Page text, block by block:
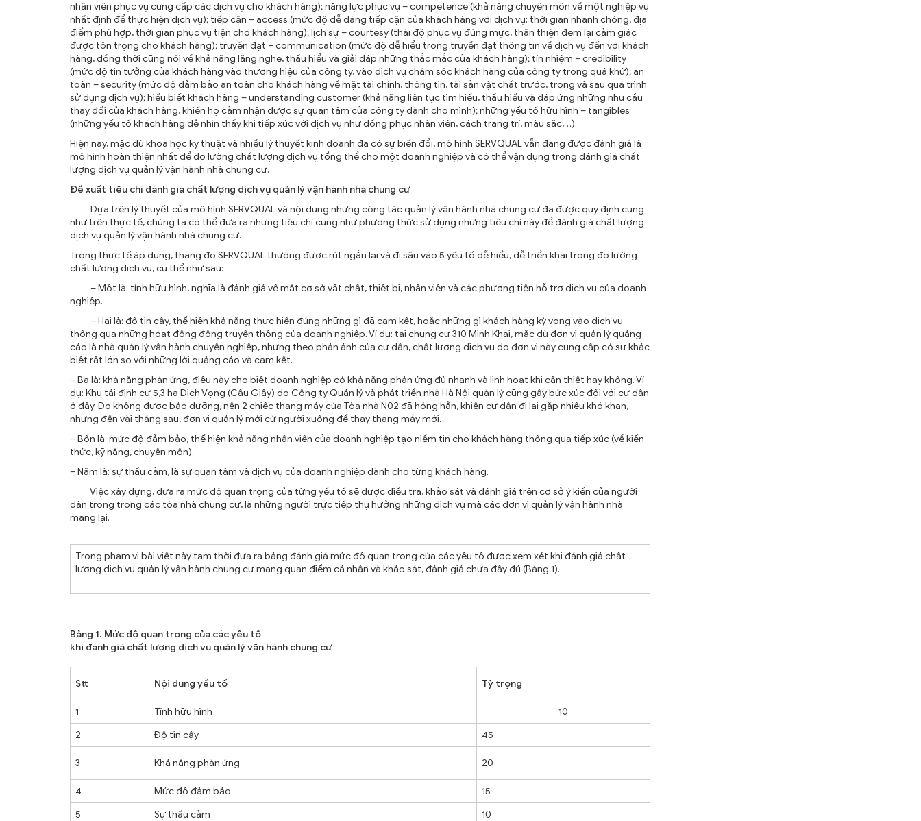
nhân viên phục vụ cung cấp các dịch vụ cho khách hàng); năng lực phục vụ – competence (khả năng chuyên môn về một nghiệp vụ
nhất định để thực hiện dịch vụ); tiếp cận – access (mức độ dễ dàng tiếp cận của khách hàng với dịch vụ: thời gian nhanh chóng, địa
điểm phù hợp, thời gian phục vụ tiện cho khách hàng); lịch sự – courtesy (thái độ phục vụ đúng mực, thân thiện đem lại cảm giác
được tôn trọng cho khách hàng); truyền đạt – communication (mức độ dễ hiểu trong truyền đạt thông tin về dịch vụ đến với khách
hàng, đồng thời cũng nói về khả năng lắng nghe, thấu hiểu và giải đáp những thắc mắc của khách hàng); tín nhiệm – credibility
(mức độ tin tưởng của khách hàng vào thương hiệu của công ty, vào dịch vụ chăm sóc khách hàng của công ty trong quá khứ); an
toàn – security (mức độ đảm bảo an toàn cho khách hàng về mặt tài chính, thông tin, tài sản vật chất trước, trong và sau quá trình
sử dụng dịch vụ); hiểu biết khách hàng – understanding customer (khả năng liên tục tìm hiểu, thấu hiểu và đáp ứng những nhu cầu
thay đổi của khách hàng, khiến họ cảm nhận được sự quan tâm của công ty dành cho mình); những yếu tố hữu hình – tangibles
(những yếu tố khách hàng dễ nhìn thấy khi tiếp xúc với dịch vụ như đồng phục nhân viên, cách trang trí, màu sắc,…).
Hiện nay, mặc dù khoa học kỹ thuật và nhiều lý thuyết kinh doanh đã có sự biến đổi, mô hình SERVQUAL vẫn đang được đánh giá là
mô hình hoàn thiện nhất để đo lường chất lượng dịch vụ tổng thể cho một doanh nghiệp và có thể vận dụng trong đánh giá chất
lượng dịch vụ quản lý vận hành nhà chung cư.
Đề xuất tiêu chí đánh giá chất lượng dịch vụ quản lý vận hành nhà chung cư
Dựa trên lý thuyết của mô hình SERVQUAL và nội dung những công tác quản lý vận hành nhà chung cư đã được quy định cũng
như trên thực tế, chúng ta có thể đưa ra những tiêu chí cũng như phương thức sử dụng những tiêu chí này để đánh giá chất lượng
dịch vụ quản lý vận hành nhà chung cư.
Trong thực tế áp dụng, thang đo SERVQUAL thường được rút ngắn lại và đi sâu vào 5 yếu tố dễ hiểu, dễ triển khai trong đo lường
chất lượng dịch vụ, cụ thể như sau:
– Một là: tính hữu hình, nghĩa là đánh giá về mặt cơ sở vật chất, thiết bị, nhân viên và các phương tiện hỗ trợ dịch vụ của doanh
nghiệp.
– Hai là: độ tin cậy, thể hiện khả năng thực hiện đúng những gì đã cam kết, hoặc những gì khách hàng kỳ vọng vào dịch vụ
thông qua những hoạt động động truyền thông của doanh nghiệp. Ví dụ: tại chung cư 310 Minh Khai, mặc dù đơn vị quản lý quảng
cáo là nhà quản lý vận hành chuyên nghiệp, nhưng theo phản ánh của cư dân, chất lượng dịch vụ do đơn vị này cung cấp có sự khác
biệt rất lớn so với những lời quảng cáo và cam kết.
– Ba là: khả năng phản ứng, điều này cho biết doanh nghiệp có khả năng phản ứng đủ nhanh và linh hoạt khi cần thiết hay không. Ví
dụ: Khu tái định cư 5,3 ha Dịch Vọng (Cầu Giấy) do Công ty Quản lý và phát triển nhà Hà Nội quản lý cũng gây bức xúc đối với cư dân
ở đây. Do không được bảo dưỡng, nên 2 chiếc thang máy của Tòa nhà N02 đã hỏng hẳn, khiến cư dân đi lại gặp nhiều khó khan,
nhưng đến vài tháng sau, đơn vị quản lý mới cử người xuống để thay thang máy mới.
– Bốn là: mức độ đảm bảo, thể hiện khả năng nhân viên của doanh nghiệp tạo niềm tin cho khách hàng thông qua tiếp xúc (về kiến
thức, kỹ năng, chuyên môn).
– Năm là: sự thấu cảm, là sự quan tâm và dịch vụ của doanh nghiệp dành cho từng khách hàng.
Việc xây dựng, đưa ra mức độ quan trọng của từng yếu tố sẽ được điều tra, khảo sát và đánh giá trên cơ sở ý kiến của người
dân trong trong các tòa nhà chung cư, là những người trực tiếp thụ hưởng những dịch vụ mà các đơn vị quản lý vận hành nhà
mang lại.
Trong phạm vi bài viết này tạm thời đưa ra bảng đánh giá mức độ quan trọng của các yếu tố được xem xét khi đánh giá chất
lượng dịch vụ quản lý vận hành chung cư mang quan điểm cá nhân và khảo sát, đánh giá chưa đầy đủ (Bảng 1).
Bảng 1. Mức độ quan trọng của các yếu tố
khi đánh giá chất lượng dịch vụ quản lý vận hành chung cư
Stt Nội dung yếu tố Tỷ trọng
1 Tính hữu hình
10
2
Độ tin cậy 45
3 Khả năng phản ứng 20
4 Mức độ đảm bảo
15
5
Sự thấu cảm 10